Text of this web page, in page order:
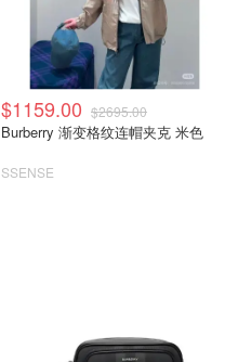
$1159.00 $2695.00
Burberry 渐变格纹连帽夹克 米色
SSENSE